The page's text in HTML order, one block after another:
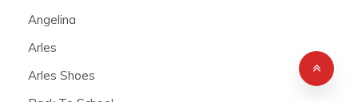
Angelina
Arles
Arles Shoes